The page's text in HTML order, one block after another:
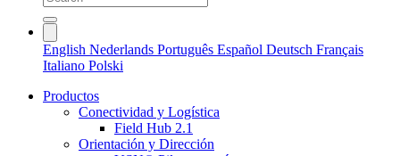
English Nederlands Português Español Deutsch Français
Italiano Polski
Productos
Conectividad y Logística
Field Hub 2.1
Orientación y Dirección